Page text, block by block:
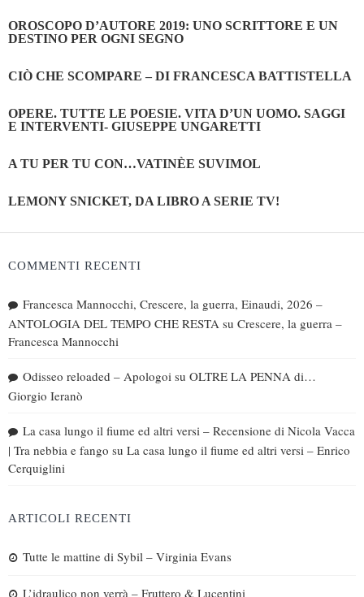
OROSCOPO D’AUTORE 2019: UNO SCRITTORE E UN
DESTINO PER OGNI SEGNO
CIÒ CHE SCOMPARE – DI FRANCESCA BATTISTELLA
OPERE. TUTTE LE POESIE. VITA D’UN UOMO. SAGGI
E INTERVENTI- GIUSEPPE UNGARETTI
A TU PER TU CON…VATINÈE SUVIMOL
LEMONY SNICKET, DA LIBRO A SERIE TV!
COMMENTI RECENTI
Francesca Mannocchi, Crescere, la guerra, Einaudi, 2026 –
ANTOLOGIA DEL TEMPO CHE RESTA su Crescere, la guerra –
Francesca Mannocchi
Odisseo reloaded – Apologoi su OLTRE LA PENNA di…
Giorgio Ieranò
La casa lungo il fiume ed altri versi – Recensione di Nicola Vacca
| Tra nebbia e fango su La casa lungo il fiume ed altri versi – Enrico
Cerquiglini
ARTICOLI RECENTI
Tutte le mattine di Sybil – Virginia Evans
L’idraulico non verrà – Fruttero & Lucentini